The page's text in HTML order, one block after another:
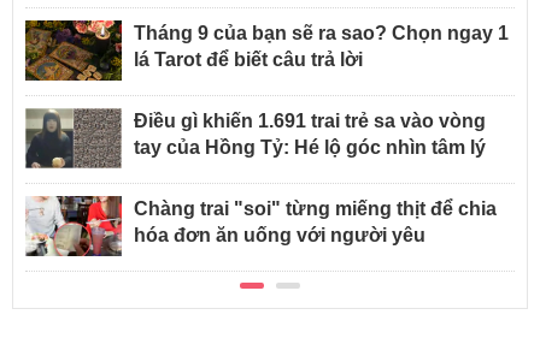
Tháng 9 của bạn sẽ ra sao? Chọn ngay 1
lá Tarot để biết câu trả lời
Điều gì khiến 1.691 trai trẻ sa vào vòng
tay của Hồng Tỷ: Hé lộ góc nhìn tâm lý
Chàng trai "soi" từng miếng thịt để chia
hóa đơn ăn uống với người yêu